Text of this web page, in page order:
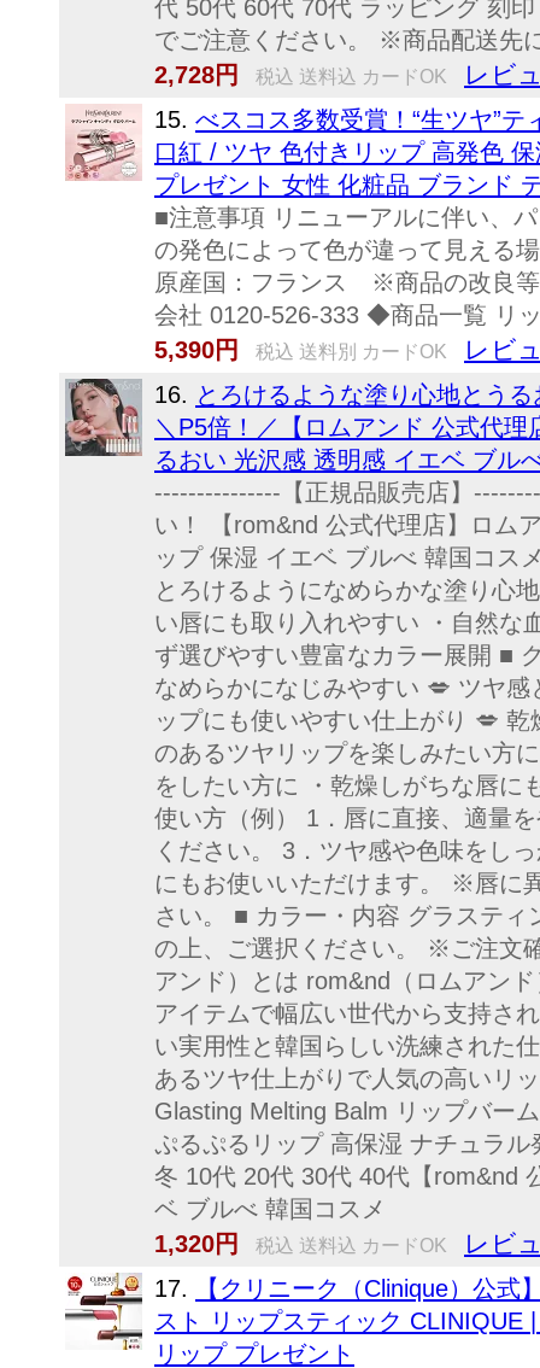
代 50代 60代 70代 ラッピング 刻
でご注意ください。 ※商品配送先
2,728円
税込 送料込 カードOK レビ
15. べスコス多数受賞！“生ツヤ”
口紅 / ツヤ 色付きリップ 高発色
プレゼント 女性 化粧品 ブランド
■注意事項 リニューアルに伴い、
の発色によって色が違って見える
原産国：フランス ※商品の改良等
会社 0120-526-333 ◆商品一覧 リ
5,390円
税込 送料別 カードOK レビ
16. とろけるような塗り心地とう
＼P5倍！／【ロムアンド 公式代
るおい 光沢感 透明感 イエベ ブル
---------------【正規品販売店】
い！ 【rom&nd 公式代理店】ロム
ップ 保湿 イエベ ブルべ 韓国コス
とろけるようになめらかな塗り心
い唇にも取り入れやすい ・自然な
ず選びやすい豊富なカラー展開 ■
なめらかになじみやすい 💋 ツヤ
ップにも使いやすい仕上がり 💋
のあるツヤリップを楽しみたい方
をしたい方に ・乾燥しがちな唇に
使い方（例） 1．唇に直接、適量
ください。 3．ツヤ感や色味をし
にもお使いいただけます。 ※唇に
さい。 ■ カラー・内容 グラステ
の上、ご選択ください。 ※ご注文
アンド）とは rom&nd（ロムアン
アイテムで幅広い世代から支持さ
い実用性と韓国らしい洗練された
あるツヤ仕上がりで人気の高いリ
Glasting Melting Balm リップバー
ぷるぷるリップ 高保湿 ナチュラ
冬 10代 20代 30代 40代【rom&nd
ベ ブルべ 韓国コスメ
1,320円
税込 送料込 カードOK レビ
17.
【クリニーク（Clinique）公
スト リップスティック
リップ プレゼント